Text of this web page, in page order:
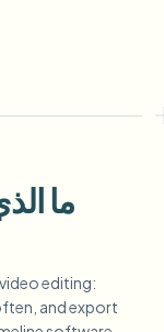
ما
editing:
and export